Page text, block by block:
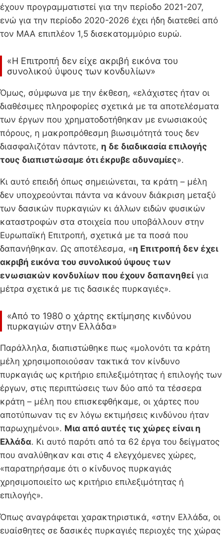
έχουν προγραμματιστεί για την περίοδο 2021-207,
ενώ για την περίοδο 2020-2026 έχει ήδη διατεθεί από
τον ΜΑΑ επιπλέον 1,5 δισεκατομμύριο ευρώ.
«Η Επιτροπή δεν είχε ακριβή εικόνα του
συνολικού ύψους των κονδυλίων»
Όμως, σύμφωνα με την έκθεση, «ελάχιστες ήταν οι
διαθέσιμες πληροφορίες σχετικά με τα αποτελέσματα
των έργων που χρηματοδοτήθηκαν με ενωσιακούς
πόρους, η μακροπρόθεσμη βιωσιμότητά τους δεν
διασφαλιζόταν πάντοτε, η δε διαδικασία επιλογής
τους διαπιστώσαμε ότι έκρυβε αδυναμίες».
Κι αυτό επειδή όπως σημειώνεται, τα κράτη – μέλη
δεν υποχρεούνται πάντα να κάνουν διάκριση μεταξύ
των δασικών πυρκαγιών κι άλλων ειδών φυσικών
καταστροφών στα στοιχεία που υποβάλλουν στην
Ευρωπαϊκή Επιτροπή, σχετικά με τα ποσά που
δαπανήθηκαν. Ως αποτέλεσμα, «η Επιτροπή δεν έχει
ακριβή εικόνα του συνολικού ύψους των
ενωσιακών κονδυλίων που έχουν δαπανηθείγια
μέτρα σχετικά με τις δασικές πυρκαγιές».
«Από το 1980 ο χάρτης εκτίμησης κινδύνου
πυρκαγιών στην Ελλάδα»
Παράλληλα, διαπιστώθηκε πως «μολονότι τα κράτη
μέλη χρησιμοποιούσαν τακτικά τον κίνδυνο
πυρκαγιάς ως κριτήριο επιλεξιμότητας ή επιλογής των
έργων, στις περιπτώσεις των δύο από τα τέσσερα
κράτη – μέλη που επισκεφθήκαμε, οι χάρτες που
αποτύπωναν τις εν λόγω εκτιμήσεις κινδύνου ήταν
παρωχημένοι». Μια από αυτές τις χώρες είναι η
Ελλάδα. Κι αυτό παρότι από τα 62 έργα του δείγματος
που αναλύθηκαν και στις 4 ελεγχόμενες χώρες,
«παρατηρήσαμε ότι ο κίνδυνος πυρκαγιάς
χρησιμοποιείτο ως κριτήριο επιλεξιμότητας ή
επιλογής».
Όπως αναγράφεται χαρακτηριστικά, «στην Ελλάδα, οι
ευαίσθητες σε δασικές πυρκαγιές περιοχές της χώρας